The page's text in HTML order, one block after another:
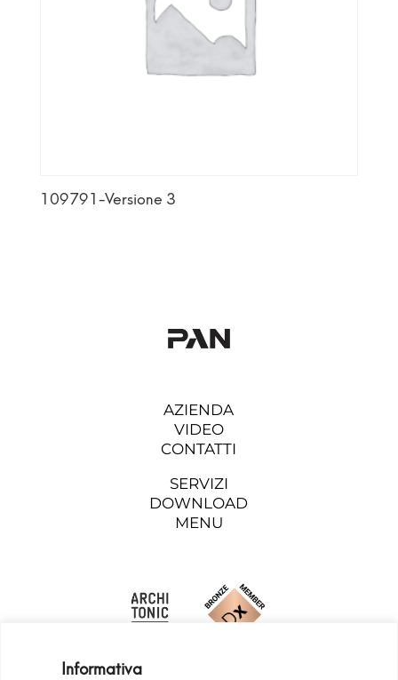
Informativa
109791-Versione 3
AZIENDA
VIDEO
CONTATTI
SERVIZI
DOWNLOAD
MENU